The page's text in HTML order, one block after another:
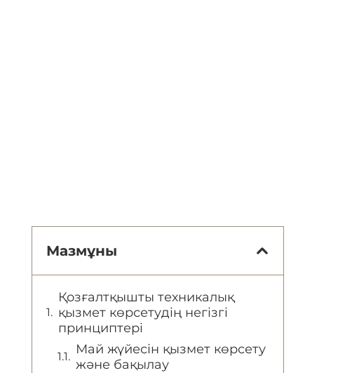
Мазмұны
Қозғалтқышты техникалық
қызмет көрсетудің негізгі
принциптері
Май жүйесін қызмет көрсету
және бақылау